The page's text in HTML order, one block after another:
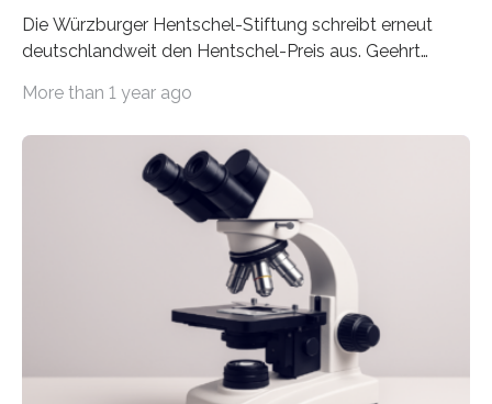
Die Würzburger Hentschel-Stiftung schreibt erneut
deutschlandweit den Hentschel-Preis aus. Geehrt
hochrangige wissenschaftliche Publikation zum Thema
Schlaganfall“ mit Sitz in Würzburg fördert die
Schlaganfallforschung, um die Behandlung der
Betroffenen zu verbessern. Dazu schreibt sie auch in
diesem Jahr wieder deutschlandweit den Hentschel-
Preis aus. Er richtet sich gezielt an jüngere
Forscherinnen und Forscher unter 40 Jahren. Geehrt
werden soll eine herausragende Doktorarbeit oder eine
hochrangige wissenschaftliche Publikation zum Thema
More than 1 year ago